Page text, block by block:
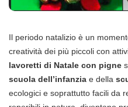
Il periodo natalizio è un
creatività dei più piccoli con
lavoretti di Natale con pigne
scuola dell’infanzia e della
ecologici e soprattutto facili da